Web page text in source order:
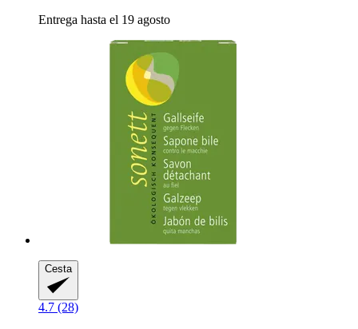
Entrega hasta el 19 agosto
Cesta
4.7 (28)